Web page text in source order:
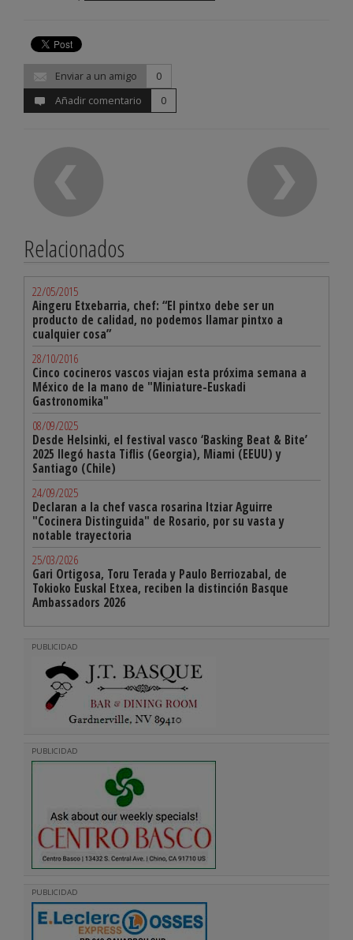
Enviar a un amigo
0
Añadir comentario
0
Relacionados
22/05/2015
Aingeru Etxebarria, chef: “El pintxo debe ser un
producto de calidad, no podemos llamar pintxo a
cualquier cosa”
28/10/2016
Cinco cocineros vascos viajan esta próxima semana a
México de la mano de "Miniature-Euskadi
Gastronomika"
08/09/2025
Desde Helsinki, el festival vasco ‘Basking Beat & Bite’
2025 llegó hasta Tiflis (Georgia), Miami (EEUU) y
Santiago (Chile)
24/09/2025
Declaran a la chef vasca rosarina Itziar Aguirre
"Cocinera Distinguida" de Rosario, por su vasta y
notable trayectoria
25/03/2026
Gari Ortigosa, Toru Terada y Paulo Berriozabal, de
Tokioko Euskal Etxea, reciben la distinción Basque
Ambassadors 2026
PUBLICIDAD
PUBLICIDAD
PUBLICIDAD